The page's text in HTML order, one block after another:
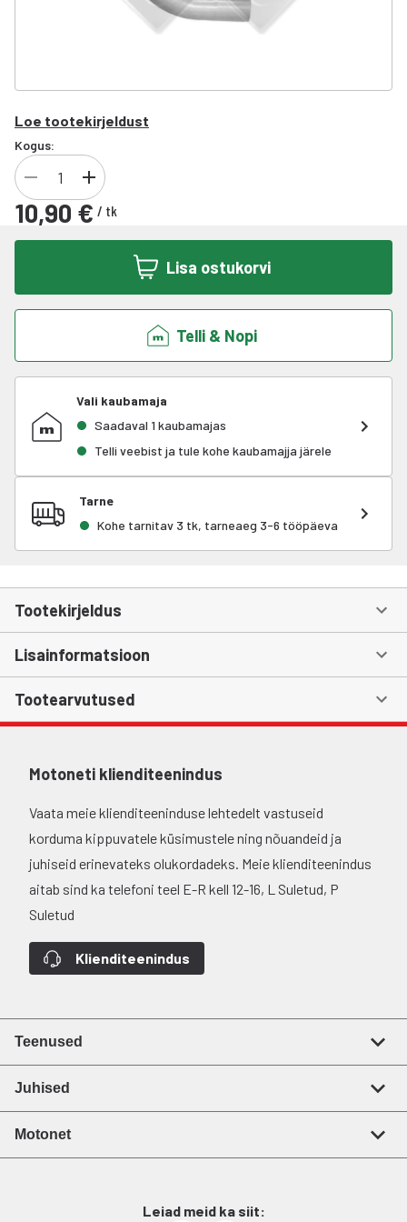
Loe tootekirjeldust
Kogus:
10,90 € / tk
Lisa ostukorvi
Telli & Nopi
Vali kaubamaja
Saadaval 1 kaubamajas
Telli veebist ja tule kohe kaubamajja järele
Tarne
Kohe tarnitav 3 tk, tarneaeg 3-6 tööpäeva
Tootekirjeldus
Lisainformatsioon
Tootearvutused
Motoneti klienditeenindus
Vaata meie klienditeeninduse lehtedelt vastuseid
korduma kippuvatele küsimustele ning nõuandeid ja
juhiseid erinevateks olukordadeks. Meie klienditeenindus
aitab sind ka telefoni teel E-R kell 12-16, L Suletud, P
Suletud
Klienditeenindus
Teenused
Juhised
Motonet
Leiad meid ka siit: